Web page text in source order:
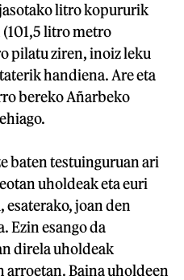
litro kopururik
litro metro
pilatu ziren, inoiz leku
handiena. Are eta
bereko Añarbeko
baten testuinguruan ari
uholdeak eta euri
esaterako, joan den
Ezin esango da
direla uholdeak
arroetan. Baina uholdeen